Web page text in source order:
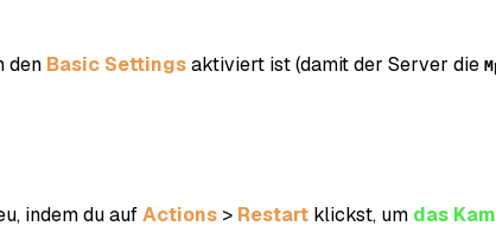
den Basic Settingsaktiviert ist (damit der Server die
indem du aufActions > Restart klickst, um das